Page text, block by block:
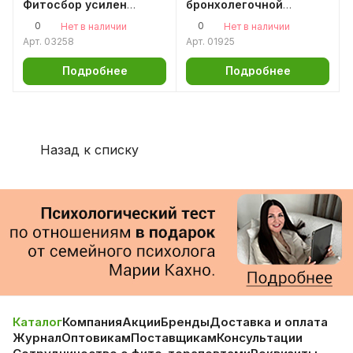
Фитосбор усилен
пантами
0
Нет в наличии
Арт. 03258
Подробнее
бронхолегочной
системы
0
Нет в наличии
Арт. 01925
Подробнее
Назад к списку
КаталогКомпанияАкцииБрендыДоставка и оплата
ЖурналОптовикамПоставщикамКонсультации